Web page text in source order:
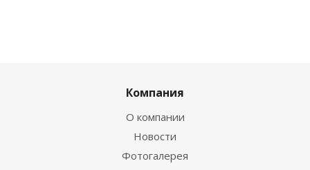
Компания
О компании
Новости
Фотогалерея